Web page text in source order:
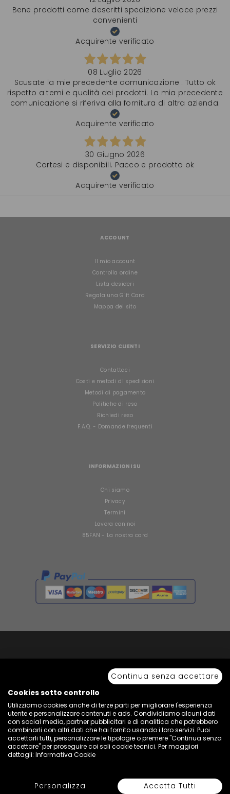
Seleziona Colore e Taglia
Bene prodotti come descritti spedizione veloce prezzi
convenienti
Acquirente verificato
08 Luglio 2026
Scusate la mie precedente comunicazione . Tutto ok
rispetto a temi e qualità dei prodotti. La mia precedente
comunicazione si riferiva alla fornitura di altra azienda.
Acquirente verificato
30 Giugno 2026
Cortesi e disponibili. Pacco e prodotto ok
Acquirente verificato
ACCOUNT
Il mio account
Controlla ordine
Lista desideri
Regala una Gift Card
Mappa del sito
SERVIZIO CLIENTI
Contattaci
Costi e metodi di spedizioni
Metodi di pagamento
Politiche di reso
Richiedi reso
F.A.Q. - Domande frequenti
INFORMAZIONI SU
Chi siamo
Privacy
Termini
Lavora con noi
85FAN - La nostra card
anche parziale.
Via Piave Km 68,600 • 04100 Latina, Italia | P.IVA 01222400598 • N° REA LT -
77855
Continua senza accettare
Cookies sotto controllo
Utilizziamo cookies anche di terze parti per migliorare l'esperienza
utente e personalizzare contenuti e ads. Condividiamo alcuni dati
con social media, partner pubblicitari e di analitica che potrebbero
combinarli con altri dati che hai fornito usando i loro servizi. Puoi
accettarli tutti, personalizzare le tipologie o premere "Continua senza
accettare" per proseguire coi soli cookie tecnici. Per maggiori
dettagli: Informativa Cookie
Personalizza Accetta Tutti